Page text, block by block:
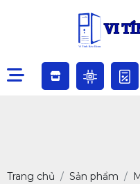
Trang chủ Sản phẩm